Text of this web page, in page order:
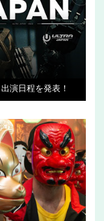
演日程を発表！